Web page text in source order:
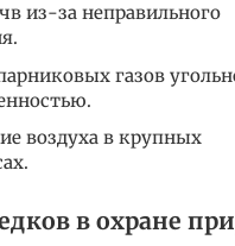
из-за неправильного
газов
воздуха в крупных
в охране